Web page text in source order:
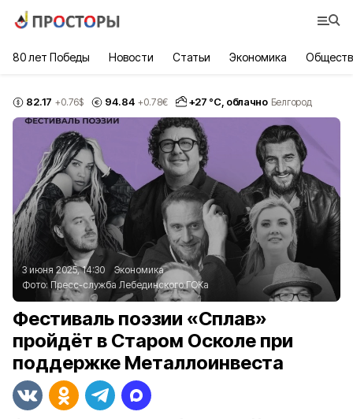
80 лет Победы Новости Статьи Экономика
82.17 +0.76$ 94.84 +0.78€ +27 °С, облачно Белгород
3 июня 2025, 14:30
Экономика
Фото: Пресс-служба Лебединского ГОКа
Фестиваль поэзии «Сплав»
пройдёт в Старом Осколе при
поддержке Металлоинвеста